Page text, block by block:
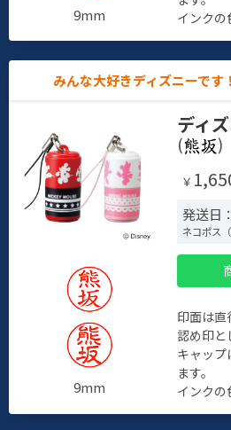
9mm
インクの
みんな大好きディズニーです
9mm
ディ
( )
￥
発送日
ネコポス
印面は
認め印と
キャップ
ます。
インクの